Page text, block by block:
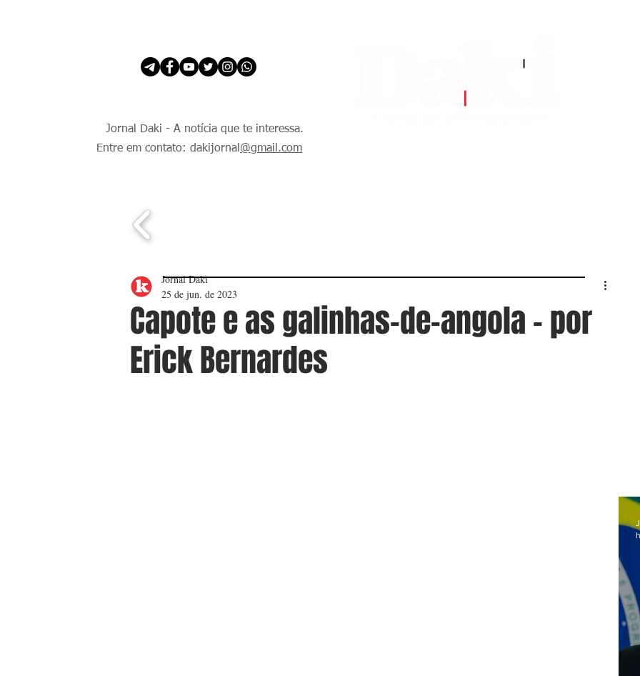
Jornal Daki - A notícia que te interessa.
Entre em contato: dakijornal @gmail.com
Capote e as galinhas-de-angola - por
Erick Bernardes
Jornal Daki
25 de jun. de 2023